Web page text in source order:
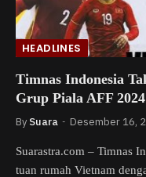
HEADLINES
Timnas Indonesia
Grup Piala AFF
By Suara Desember 16,
Suarastra.com – Timnas
tuan rumah Vietnam